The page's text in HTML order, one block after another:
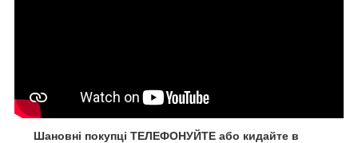
Шановні покупці ТЕЛЕФОНУЙТЕ або кидайте в